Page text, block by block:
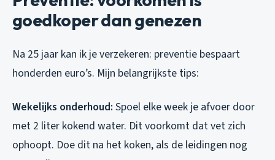
goedkoper dan genezen
Na 25 jaar kan ik je verzekeren: preventie bespaart
honderden euro’s. Mijn belangrijkste tips:
Wekelijks onderhoud: Spoel elke week je afvoer door
met 2 liter kokend water. Dit voorkomt dat vet zich
ophoopt. Doe dit na het koken, als de leidingen nog